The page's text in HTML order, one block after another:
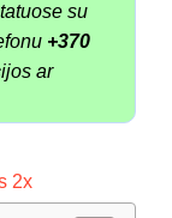
su
+370
ar